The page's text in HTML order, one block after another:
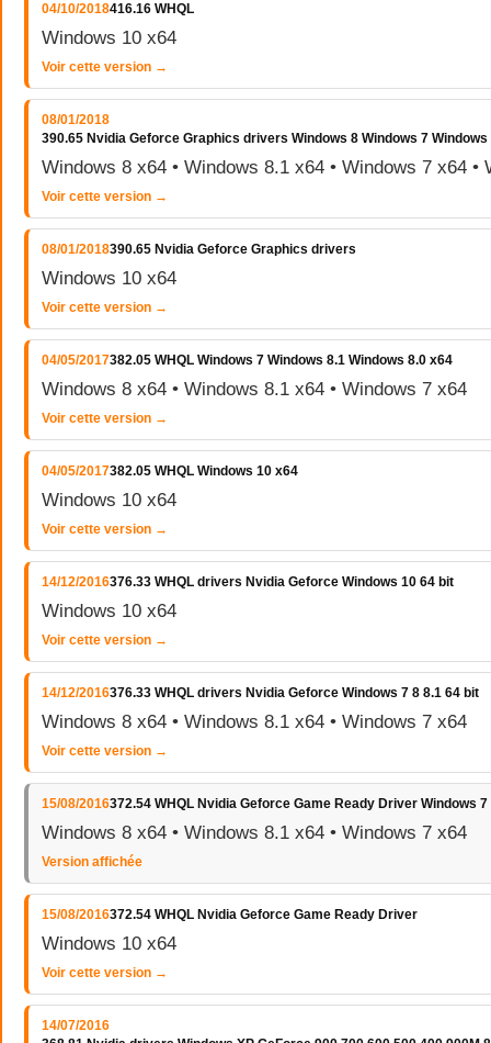
04/10/2018416.16 WHQL
Windows 10 x64
Voir cette version →
08/01/2018
390.65 Nvidia Geforce Graphics drivers Windows 8 Windows 7 Windows
Windows 8 x64 • Windows 8.1 x64 • Windows 7 x64 •
Voir cette version →
08/01/2018390.65 Nvidia Geforce Graphics drivers
Windows 10 x64
Voir cette version →
04/05/2017382.05 WHQL Windows 7 Windows 8.1 Windows 8.0 x64
Windows 8 x64 • Windows 8.1 x64 • Windows 7 x64
Voir cette version →
04/05/2017382.05 WHQL Windows 10 x64
Windows 10 x64
Voir cette version →
14/12/2016376.33 WHQL drivers Nvidia Geforce Windows 10 64 bit
Windows 10 x64
Voir cette version →
14/12/2016376.33 WHQL drivers Nvidia Geforce Windows 7 8 8.1 64 bit
Windows 8 x64 • Windows 8.1 x64 • Windows 7 x64
Voir cette version →
15/08/2016372.54 WHQL Nvidia Geforce Game Ready Driver Windows 7
Windows 8 x64 • Windows 8.1 x64 • Windows 7 x64
Version affichée
15/08/2016372.54 WHQL Nvidia Geforce Game Ready Driver
Windows 10 x64
Voir cette version →
14/07/2016